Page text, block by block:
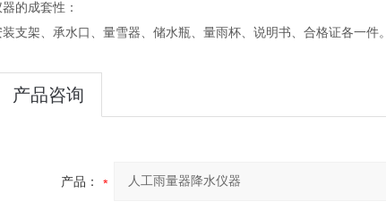
的成套性：
装支架、承水口、量雪器、储水瓶、量雨杯、说明书、合格证各一件。
产品咨询
产品：